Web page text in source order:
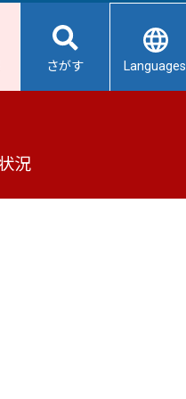
さがす Languages
況